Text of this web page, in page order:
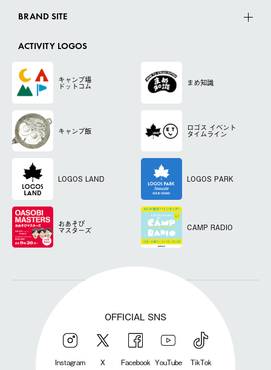
BRAND SITE
ACTIVITY LOGOS
キャンプ場
ドットコム まめ知識
キャンプ飯 ロゴス イベント
タイムライン
LOGOS LAND LOGOS PARK
おあそび
マスターズ CAMP RADIO
OFFICIAL SNS
Instagram X Facebook YouTube TikTok